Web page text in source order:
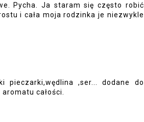
Pycha. Ja staram się często robić
i cała moja rodzinka je niezwykle
pieczarki,wędlina ,ser... dodane do
całości.